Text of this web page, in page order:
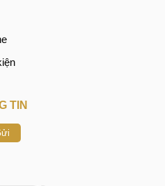
TIN